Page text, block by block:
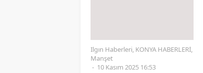
Ilgın Haberleri, KONYA HABERLERİ,
Manşet
10 Kasım 2025 16:53